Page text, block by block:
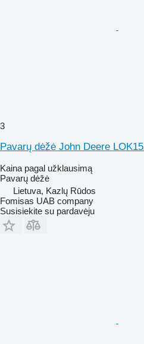
3
Pavarų dėžė John Deere
Kaina pagal užklausimą
Pavarų dėžė
Lietuva, Kazlų Rūdos
Fomisas UAB company
Susisiekite su pardavėju